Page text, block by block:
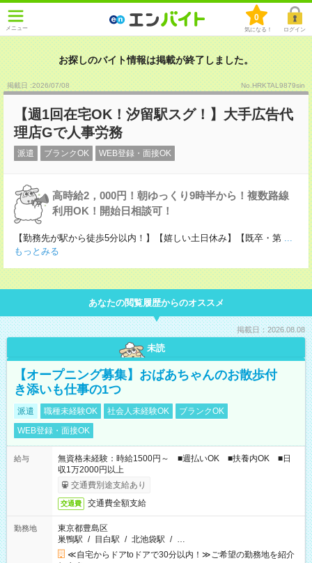
メニュー
0
気になる！ ログイン
お探しのバイト情報は掲載が終了しました。
掲載日 :2026/07/08 No.HRKTAL9879sin
【週1回在宅OK！汐留駅スグ！】大手広告代
理店Gで人事労務
派遣 ブランクOK WEB登録・面接OK
高時給2，000円！朝ゆっくり9時半から！複数路線
利用OK！開始日相談可！
【勤務先が駅から徒歩5分以内！】【嬉しい土日休み】【既卒・第 ...
もっとみる
あなたの閲覧履歴からのオススメ
掲載日：2026.08.08
未読
【オープニング募集】おばあちゃんのお散歩付
き添いも仕事の1つ
派遣 職種未経験OK 社会人未経験OK
ブランクOK
WEB登録・面接OK
給与
無資格未経験：時給1500円～ ■週払いOK ■扶養内OK ■日
収1万2000円以上
交通費別途支給あり
交通費 交通費全額支給
勤務地
東京都豊島区
巣鴨駅 / 目白駅 / 北池袋駅 / …
≪自宅からドアtoドアで30分以内！≫ご希望の勤務地を紹介